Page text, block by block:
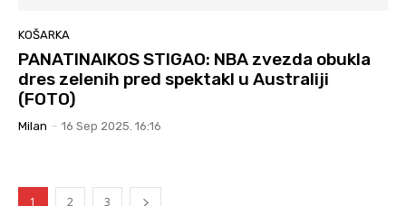
KOŠARKA
PANATINAIKOS STIGAO: NBA zvezda obukla
dres zelenih pred spektakl u Australiji
(FOTO)
Milan - 16 Sep 2025. 16:16
1 2 3